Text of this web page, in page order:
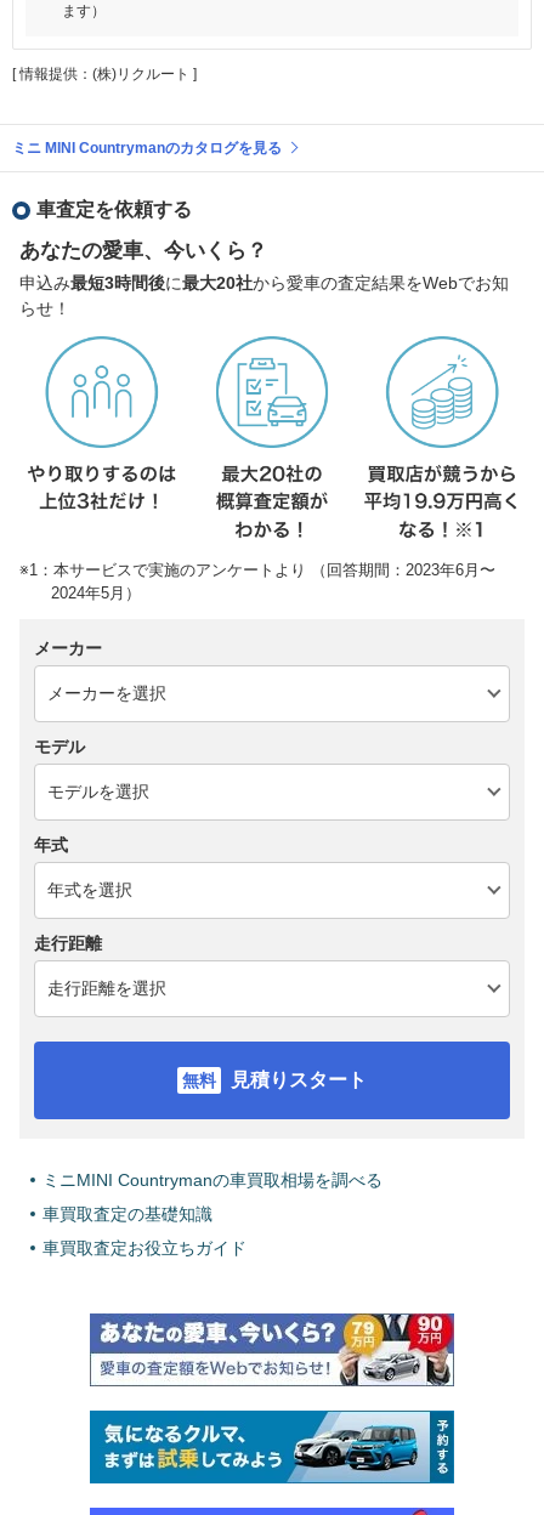
ます）
[ 情報提供：(株)リクルート ]
ミニ MINI Countrymanのカタログを見る
車査定を依頼する
あなたの愛車、今いくら？
申込み最短3時間後に最大20社から愛車の査定結果をWebでお知
らせ！
※1：本サービスで実施のアンケートより （回答期間：2023年6月〜
2024年5月）
メーカー
モデル
年式
走行距離
見積りスタート
ミニMINI Countrymanの車買取相場を調べる
車買取査定の基礎知識
車買取査定お役立ちガイド